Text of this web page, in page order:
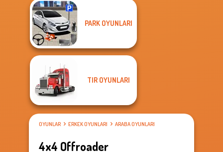
PARK OYUNLARI
TIR OYUNLARI
OYUNLAR ERKEK OYUNLARI ARABA OYUNLARI
4x4 Offroader